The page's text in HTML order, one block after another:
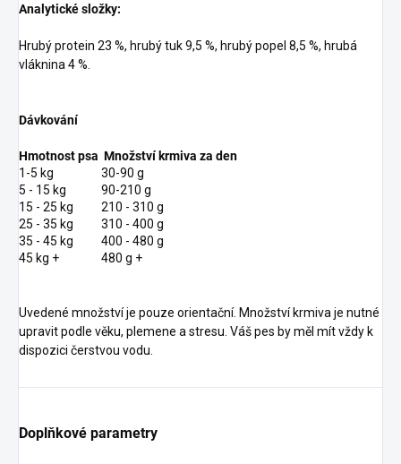
Analytické složky:
Hrubý protein 23 %, hrubý tuk 9,5 %, hrubý popel 8,5 %, hrubá
vláknina 4 %.
Dávkování
Hmotnost psa Množství krmiva za den
1-5 kg
30-90 g
5 - 15 kg
90-210 g
15 - 25 kg
210 - 310 g
25 - 35 kg
310 - 400 g
35 - 45 kg
400 - 480 g
45 kg +
480 g +
Uvedené množství je pouze orientační. Množství krmiva je nutné
upravit podle věku, plemene a stresu. Váš pes by měl mít vždy k
dispozici čerstvou vodu.
Doplňkové parametry